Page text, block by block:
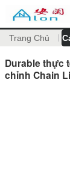
Trang Chủ
Durable thực
chỉnh Chain